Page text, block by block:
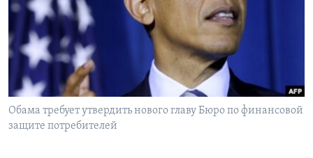
Learning English
СОЦИАЛЬНЫЕ СЕТИ
Языки
Обама требует утвердить нового главу Бюро по финансовой
защите потребителей